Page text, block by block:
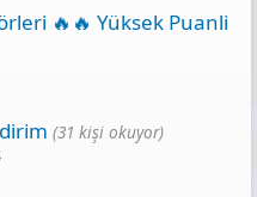
🔥🔥 Yüksek Puanli
(31 kişi okuyor)